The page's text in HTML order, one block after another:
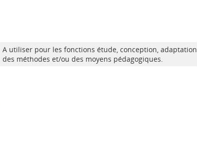
A utiliser pour les fonctions étude, conception, adaptation
des méthodes et/ou des moyens pédagogiques.